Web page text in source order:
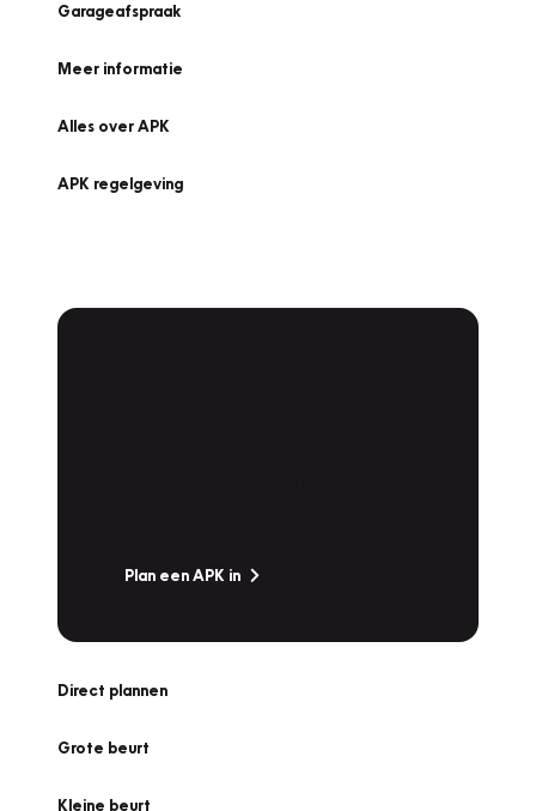
Garageafspraak
Meer informatie
Alles over APK
APK regelgeving
Plan een APK in
Direct plannen
Grote beurt
Kleine beurt